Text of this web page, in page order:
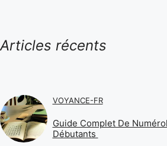
Articles récents
VOYANCE-FR
Guide Complet De
Débutants